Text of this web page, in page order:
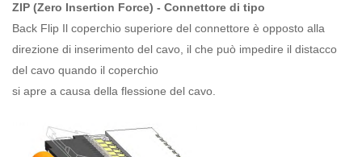
ZIP (Zero Insertion Force) - Connettore di tipo
Back Flip Il coperchio superiore del connettore è opposto alla
direzione di inserimento del cavo, il che può impedire il distacco
del cavo quando il coperchio
si apre a causa della flessione del cavo.